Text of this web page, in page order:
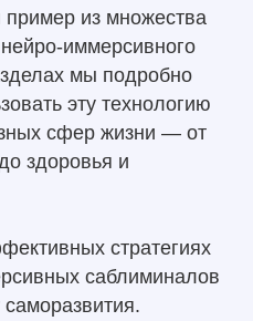
из множества
иммерсивного
мы подробно
эту технологию
сфер жизни — от
здоровья и
стратегиях
саблиминалов